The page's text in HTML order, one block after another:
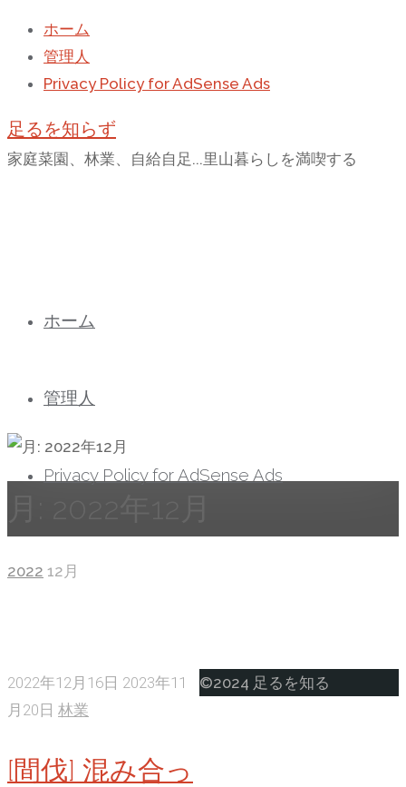
ホーム
管理人
Privacy Policy for AdSense Ads
足るを知らず
家庭菜園、林業、自給自足...里山暮らしを満喫する
へ
キ
プ
ホーム
管理人
Privacy Policy for AdSense Ads
ホ
2022 12月
2022年12月16日 2023年11
月20日 林業
[間伐] 混み合っ
ト
©2024 足るを知る